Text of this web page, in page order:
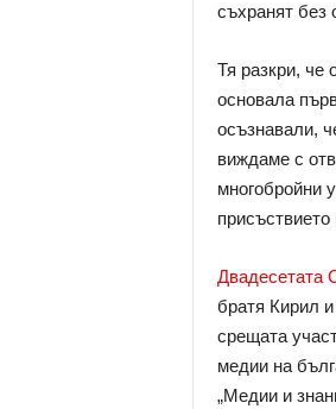
съхранят без
Тя разкри, че
основала
осъзнавали,
виждаме с
многобройни
Двадесетата
братя Кирил
срещата
медии на
„Медии и